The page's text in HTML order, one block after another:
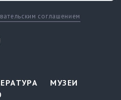
соглашением
МУЗЕИ